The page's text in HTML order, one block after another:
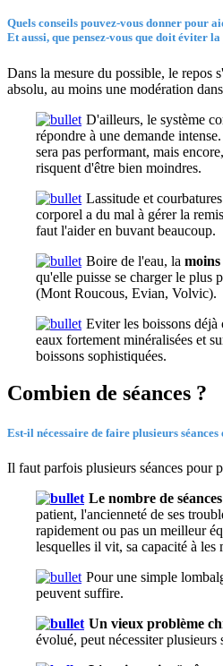
Quels conseils pouvez-vous donner pour
Et aussi, que pensez-vous que doit éviter
Dans la mesure du possible, le repos
absolu, au moins une modération
D'ailleurs, le système
répondre à une demande
sera pas performant, mais
risquent d'être bien moindres.
Lassitude et
corporel a du mal à gérer la
faut l'aider en buvant beaucoup.
Boire de l'eau, la moins
qu'elle puisse se charger le plus
(Mont Roucous, Evian, Volvic).
Eviter les boissons déjà
eaux fortement minéralisées et
boissons sophistiquées.
Combien de séances ?
Est-il nécessaire de faire plusieurs séances
Il faut parfois plusieurs séances pour
Le nombre de séances
patient, l'ancienneté de ses
rapidement ou pas un meilleur
lesquelles il vit, sa capacité à les
Pour une simple
peuvent suffire.
Un vieux problème
évolué, peut nécessiter plusieurs